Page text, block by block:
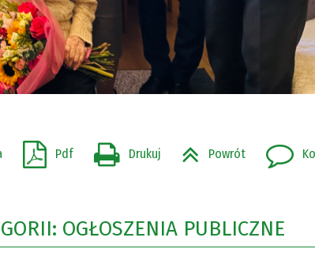
Pdf Drukuj Powrót
OGŁOSZENIA PUBLICZNE